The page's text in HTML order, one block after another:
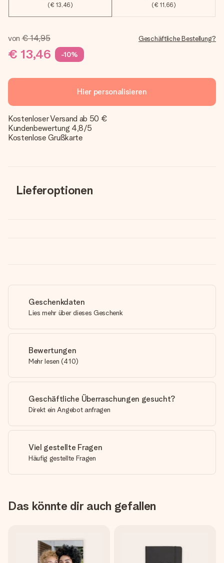
(€ 13,46) (€ 11,66)
von € 14,95
€ 13,46 -10%
Geschäftliche Bestellung?
Hier personalisieren
Kostenloser Versand ab 50 €
Kundenbewertung 4,8/5
Kostenlose Grußkarte
Lieferoptionen
Geschenkdaten
Lies mehr über dieses Geschenk
Bewertungen
Mehr lesen (410)
Geschäftliche Überraschungen gesucht?
Direkt ein Angebot anfragen
Viel gestellte Fragen
Häufig gestellte Fragen
Das könnte dir auch gefallen